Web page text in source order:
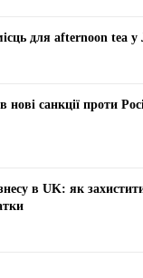
для afternoon tea у
санкції проти
в UK: як